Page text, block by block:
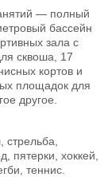
— полный
бассейн
зала с
сквоша, 17
кортов и
площадок для
другое.
пятерки, хоккей,
теннис.